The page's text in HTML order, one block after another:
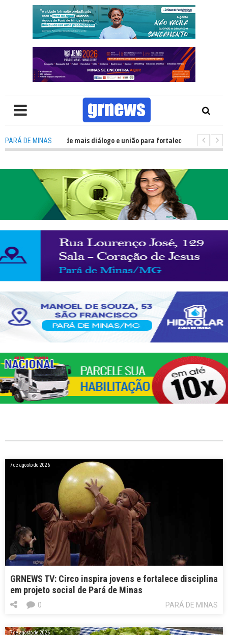
PARÁ DE MINAS
precisa de mais diálogo e união para fortalecer Minas e Pará de Minas;
7 de agosto de 2026
GRNEWS TV: Circo inspira jovens e fortalece disciplina
em projeto social de Pará de Minas
PARÁ DE MINAS
0
7 de agosto de 2026